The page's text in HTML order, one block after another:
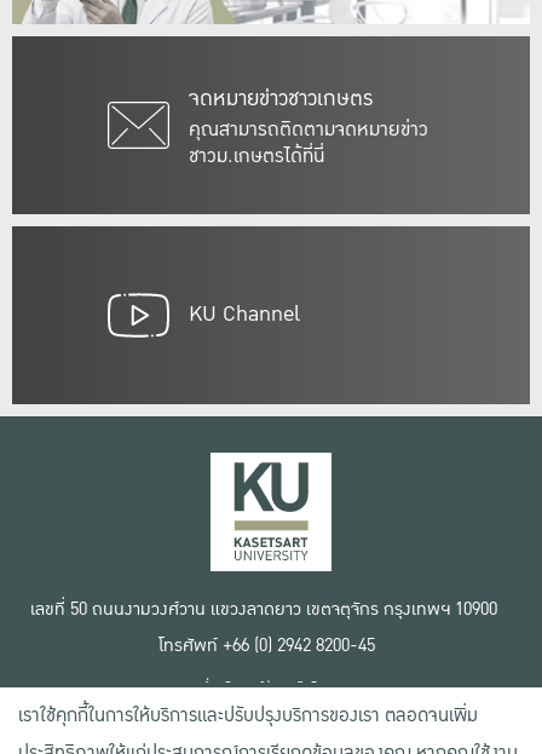
จดหมายข่าวชาวเกษตร
คุณสามารถติดตามจดหมายข่าว
ชาวม.เกษตรได้ที่นี่
KU Channel
เลขที่ 50 ถนนงามวงศ์วาน แขวงลาดยาว เขตจตุจักร กรุงเทพฯ 10900
โทรศัพท์ +66 (0) 2942 8200-45
เงื่อนไขการใช้งานเว็บไซต์
ข้อตกลงด้านสิทธิ์ใช้งาน
นโยบายความเป็นส่วนตัว
เราใช้คุกกี้ในการให้บริการและปรับปรุงบริการของเรา ตลอดจนเพิ่ม